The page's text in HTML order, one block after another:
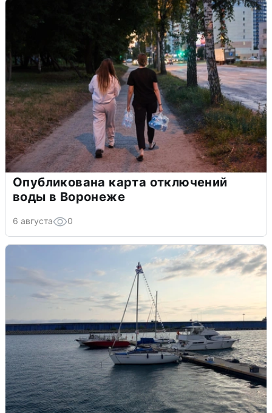
Опубликована карта отключений
воды в Воронеже
6 августа 0